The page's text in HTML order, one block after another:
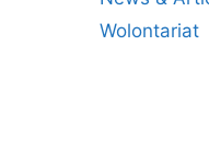
Wolontariat